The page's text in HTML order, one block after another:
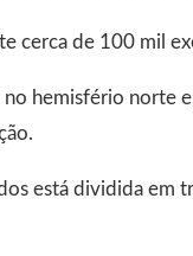
cerca de 100 mil
hemisfério norte
está dividida em